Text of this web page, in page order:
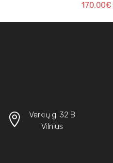
170.00€
Verkių g. 32 B
Vilnius